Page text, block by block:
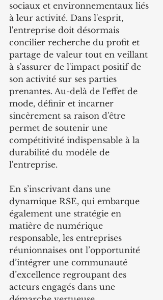
sociaux et environnementaux liés
à leur activité. Dans l'esprit,
l'entreprise doit désormais
concilier recherche du profit et
partage de valeur tout en veillant
à s'assurer de l'impact positif de
son activité sur ses parties
prenantes. Au-delà de l'effet de
mode, définir et incarner
sincèrement sa raison d'être
permet de soutenir une
compétitivité indispensable à la
durabilité du modèle de
l'entreprise.
En s’inscrivant dans une
dynamique RSE, qui embarque
également une stratégie en
matière de numérique
responsable, les entreprises
réunionnaises ont l’opportunité
d’intégrer une communauté
d’excellence regroupant des
acteurs engagés dans une